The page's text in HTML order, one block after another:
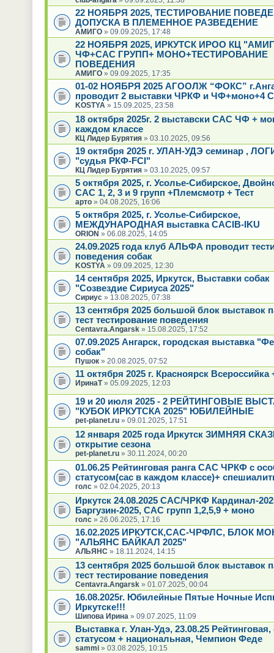
22 НОЯБРЯ 2025, ТЕСТИРОВАНИЕ
ДОПУСКА В ПЛЕМЕННОЕ РАЗВЕДЕНИЕ
АМИГО» 09.09.2025, 17:48
22 НОЯБРЯ 2025, ИРКУТСК ИРОО КЦ
ЧФ+САС ГРУПП+ МОНО+ТЕСТИРОВАНИЕ
ПОВЕДЕНИЯ
АМИГО» 09.09.2025, 17:35
01-02 НОЯБРЯ 2025 АГООЛЖ “ФОКС”
проводит 2 выставки ЧРКФ и ЧФ+моно+4
KOSTYA » 15.09.2025, 23:58
18 октября 2025г. 2 выставски САС ЧФ +
каждом классе
КЦ Лидер Бурятия» 03.10.2025, 09:56
19 октября 2025 г. УЛАН-УДЭ семинар ,
"судья РКФ-FCI"
КЦ Лидер Бурятия» 03.10.2025, 09:57
5 октября 2025, г. Усолье-Сибирское,
САС 1, 2, 3 и 9 групп +Племсмотр + Тест
арто» 04.08.2025, 16:06
5 октября 2025, г. Усолье-Сибирское,
МЕЖДУНАРОДНАЯ выставка CACIB-IKU
ORION » 06.08.2025, 14:05
24.09.2025 года клуб АЛЬФА проводит
поведения собак
KOSTYA » 09.09.2025, 12:30
14 сентября 2025, Иркутск, Выставки собак
"Созвездие Сириуса 2025"
Сириус» 13.08.2025, 07:38
13 сентября 2025 большой блок выставок
тест тестирование поведения
Centavra.Angarsk» 15.08.2025, 17:52
07.09.2025 Ангарск, городская выставка
собак"
Пушок» 20.08.2025, 07:52
11 октября 2025 г. Красноярск Всероссийка
ИринаТ» 05.09.2025, 12:03
19 и 20 июля 2025 - 2 РЕЙТИНГОВЫЕ
"КУБОК ИРКУТСКА 2025" ЮБИЛЕЙНЫЕ
pet-planet.ru» 09.01.2025, 17:51
12 января 2025 года Иркутск ЗИМНЯЯ
открытие сезона
pet-planet.ru» 30.11.2024, 00:20
01.06.25 Рейтинговая ранга САС ЧРКФ с
статусом(сас в каждом классе)+
голс» 02.04.2025, 20:13
Иркутск 24.08.2025 САС/ЧРКФ Кардинал-
Баргузин-2025, САС групп 1,2,5,9 + моно
голс» 26.06.2025, 17:16
16.02.2025 ИРКУТСК,САС-ЧРФЛС, БЛОК
"АЛЬЯНС БАЙКАЛ 2025"
АЛЬЯНС » 18.11.2024, 14:15
13 сентября 2025 большой блок выставок
тест тестирование поведения
Centavra.Angarsk» 01.07.2025, 00:04
16.08.2025г. Юбилейные Пятые Ночные
Иркутске!!!
Шипова Ирина » 09.07.2025, 11:09
Выставка г. Улан-Удэ, 23.08.25
статусом + национальная, Чемпион Феде
sammi» 03.08.2025, 10:15